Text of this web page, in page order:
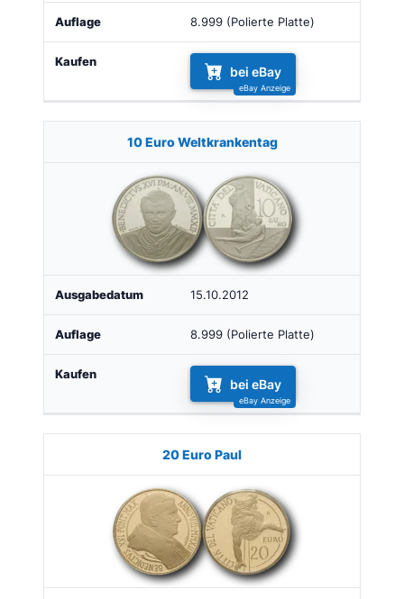
8.999 (Polierte Platte)
bei eBay
10 Euro Weltkrankentag
15.10.2012
8.999 (Polierte Platte)
bei eBay
20 Euro Paul